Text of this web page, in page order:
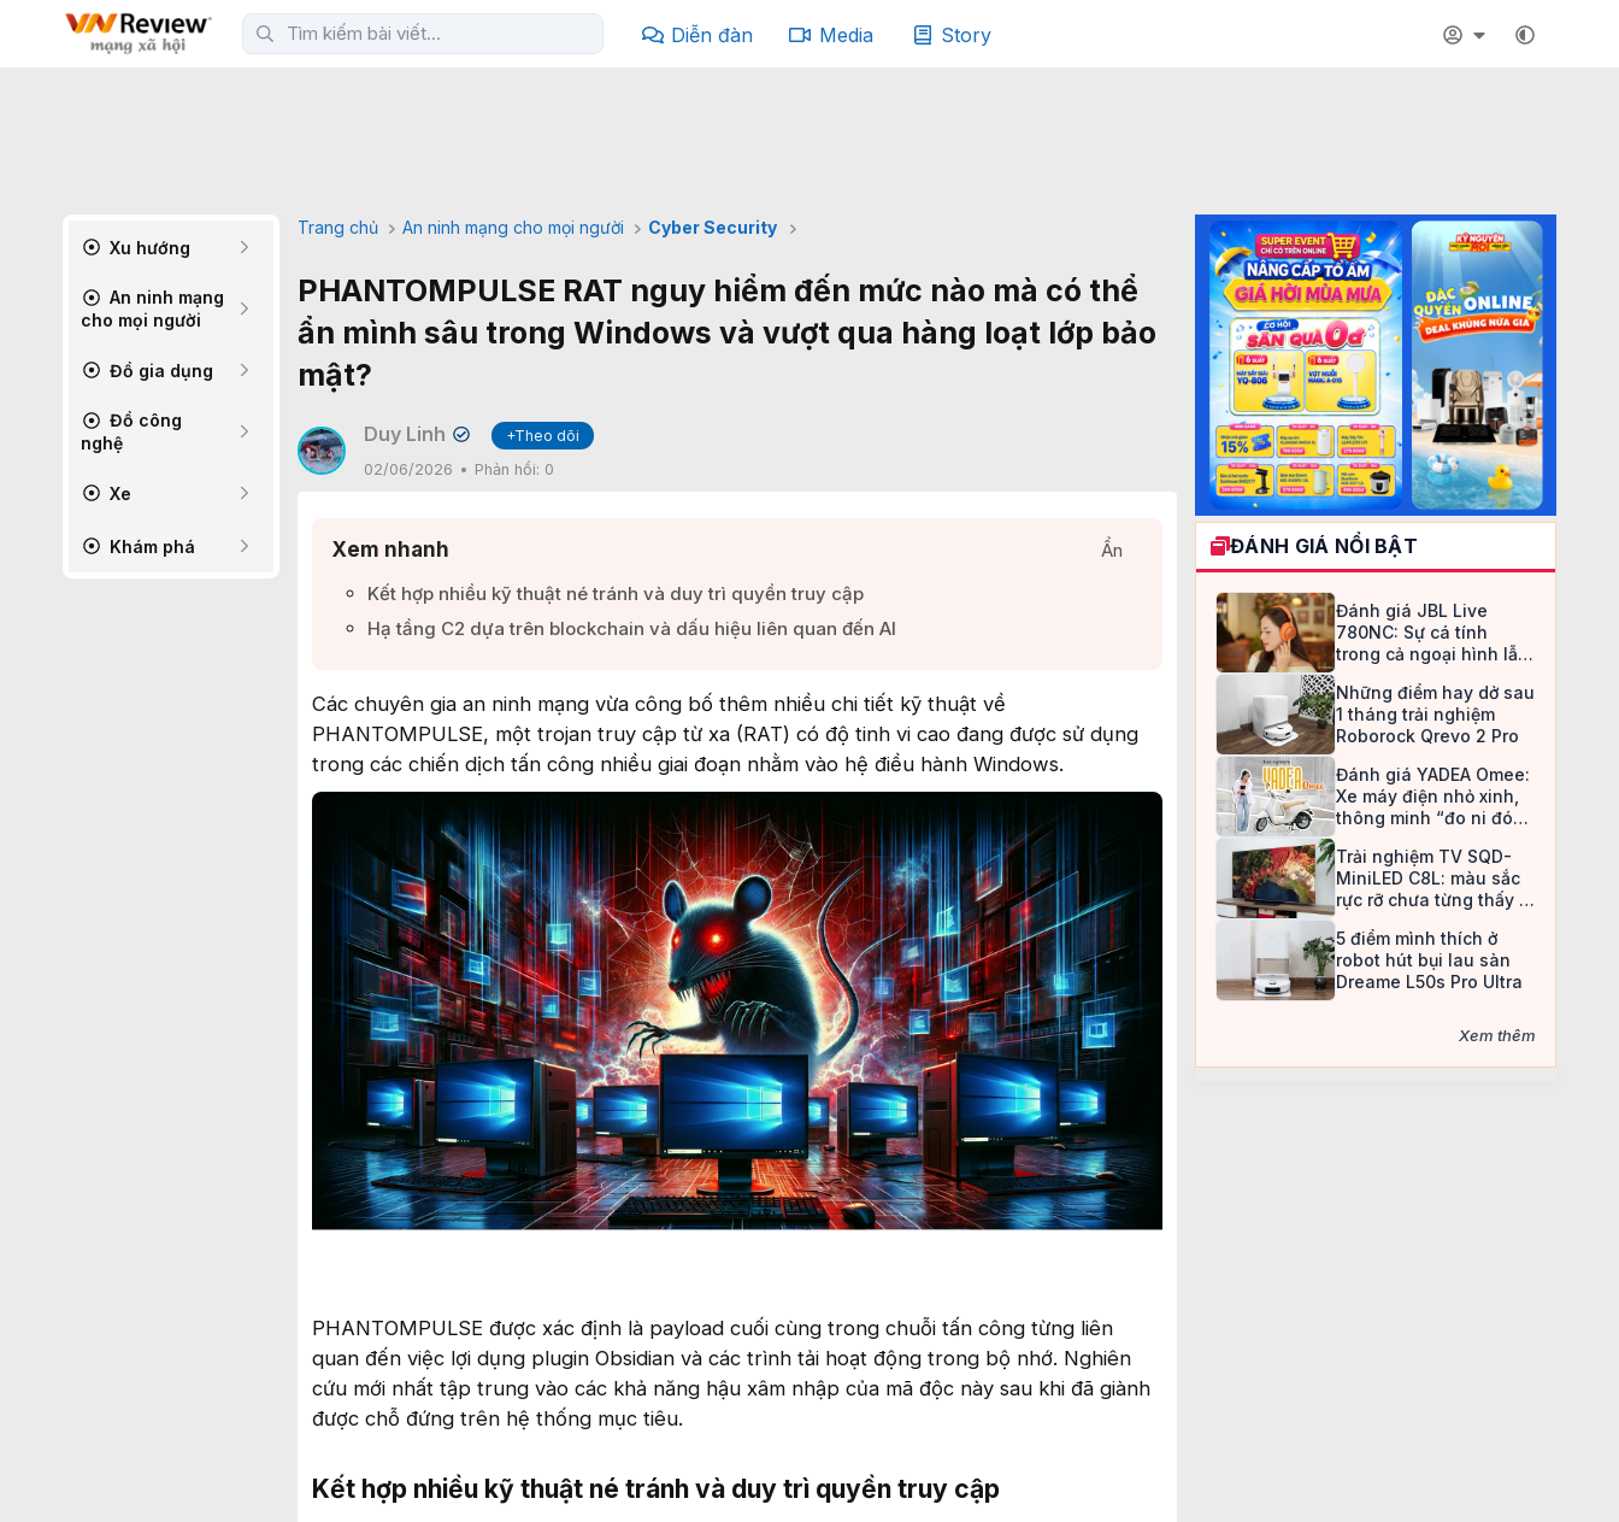
Diễn đàn Media Story
Xu hướng
An ninh mạng
cho mọi người
Đồ gia dụng
Đồ công
nghệ
Xe
Khám phá
Trang chủ An ninh mạng cho mọi người Cyber Security
PHANTOMPULSE RAT nguy hiểm đến mức nào mà có thể
ẩn mình sâu trong Windows và vượt qua hàng loạt lớp bảo
mật?
Duy Linh ✔
+Theo dõi
02/06/2026
Phản hồi: 0
Xem nhanh
Ẩn
Kết hợp nhiều kỹ thuật né tránh và duy trì quyền truy cập​
Hạ tầng C2 dựa trên blockchain và dấu hiệu liên quan đến AI​
Các chuyên gia an ninh mạng vừa công bố thêm nhiều chi tiết kỹ thuật về
PHANTOMPULSE, một trojan truy cập từ xa (RAT) có độ tinh vi cao đang được sử dụng
trong các chiến dịch tấn công nhiều giai đoạn nhằm vào hệ điều hành Windows.
PHANTOMPULSE được xác định là payload cuối cùng trong chuỗi tấn công từng liên
quan đến việc lợi dụng plugin Obsidian và các trình tải hoạt động trong bộ nhớ. Nghiên
cứu mới nhất tập trung vào các khả năng hậu xâm nhập của mã độc này sau khi đã giành
được chỗ đứng trên hệ thống mục tiêu.
Kết hợp nhiều kỹ thuật né tránh và duy trì quyền truy cập
ĐÁNH GIÁ NỔI BẬT
Đánh giá JBL Live
780NC: Sự cá tính
trong cả ngoại hình lẫn
Những điểm hay dở sau
1 tháng trải nghiệm
Roborock Qrevo 2 Pro
Đánh giá YADEA Omee:
Xe máy điện nhỏ xinh,
thông minh “đo ni đóng
Trải nghiệm TV SQD-
MiniLED C8L: màu sắc
rực rỡ chưa từng thấy ở
5 điểm mình thích ở
robot hút bụi lau sàn
Dreame L50s Pro Ultra
Xem thêm